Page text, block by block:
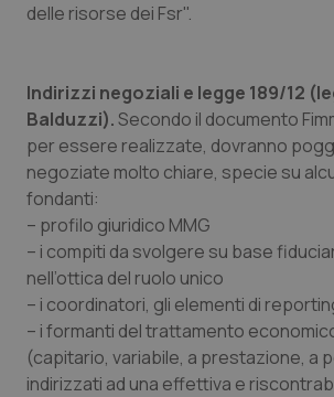
Valle D’Aosta
Veneto
Oncodermatologia
Oncoematologia
Oncologia & Nutrizione
Psoriasi & pelle
Quotidiano Cardiologia
Quotidiano Chirurgia
Quotidiano Oncologia
delle risorse dei Fsr".
Indirizzi negoziali e legge 189/12
Balduzzi).Secondo il documento
per essere realizzate, dovranno
negoziate molto chiare, specie su
fondanti:
– profilo giuridico MMG
– i compiti da svolgere su base
nell’ottica del ruolo unico
– i coordinatori, gli elementi di
– i formanti del trattamento
(capitario, variabile, a prestazione, a
indirizzati ad una effettiva e